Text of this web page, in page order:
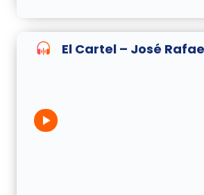
El Cartel – José